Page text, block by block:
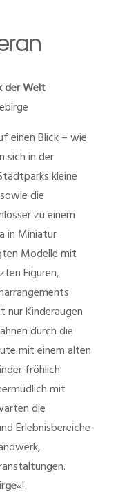
der Welt
einen Blick – wie
sich in der
kleine
die
zu einem
in Miniatur
Modelle mit
Figuren,
nur Kinderaugen
durch die
mit einem alten
fröhlich
mit
die
Erlebnisbereiche
«!